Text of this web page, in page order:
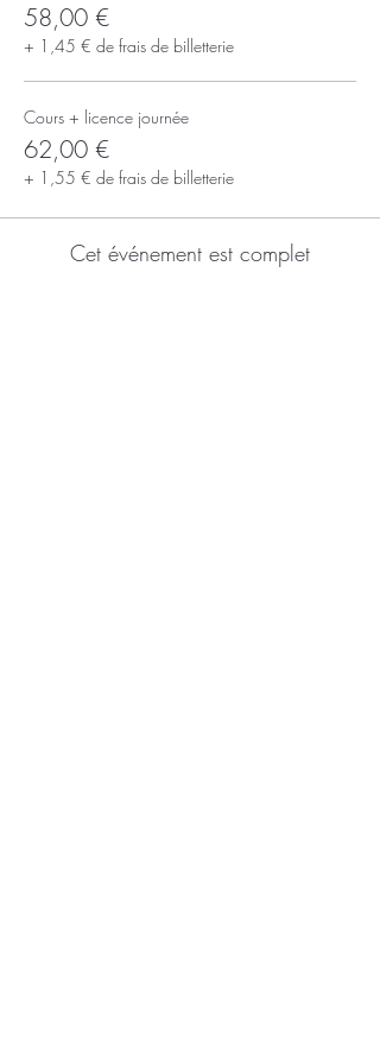
58,00 €
+ 1,45 € de frais de billetterie
Cours + licence journée
62,00 €
+ 1,55 € de frais de billetterie
Cet événement est complet